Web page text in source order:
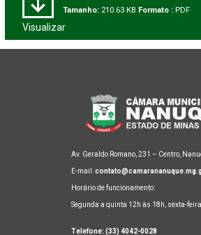
Tamanho: 210.63 KB Formato : PDF
Visualizar
Av. Geraldo Romano, 231 – Centro,
E-mail:
Horário de funcionamento:
Segunda a quinta 12h às 18h, sexta-
Telefone: (33) 4042-0028